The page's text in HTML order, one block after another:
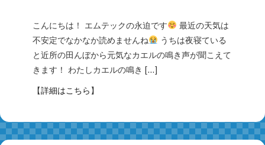
こんにちは！ エムテックの永迫です
最近の天気は
不安定でなかなか読めませんね
うちは夜寝ている
と近所の田んぼから元気なカエルの鳴き声が聞こえて
きます！ わたしカエルの鳴き […]
【詳細はこちら 】